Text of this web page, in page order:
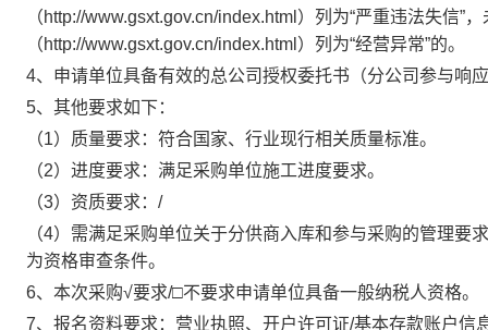
（http://www.gsxt.gov.cn/index.html）列为“严重违法失信”，
（http://www.gsxt.gov.cn/index.html）列为“经营异常”的。
4、申请单位具备有效的总公司授权委托书（分公司参与响
5、 其他要求如下：
（1）质量要求： 符合国家、 行业现行相关质量标准。
（2）进度要求： 满足采购单位施工进度要求。
（3） 资质要求： /
（4） 需满足采购单位关于分供商入库和参与采购的管理要
为资格审查条件。
6、本次采购√要求/□不要求申请单位具备一般纳税人资格。
7、 报名资料要求： 营业执照、 开户许可证/基本存款账户信